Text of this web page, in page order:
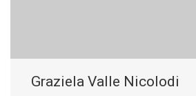
Graziela Valle Nicolodi